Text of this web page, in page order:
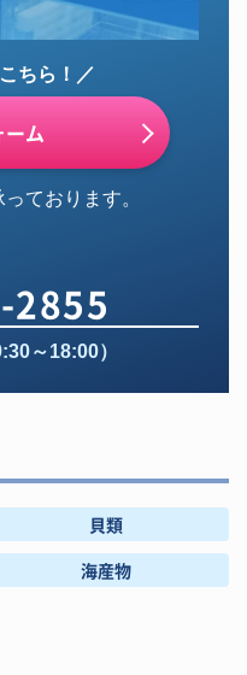
ちら！／
ーム
ております。
2855
～18:00）
貝類
海産物